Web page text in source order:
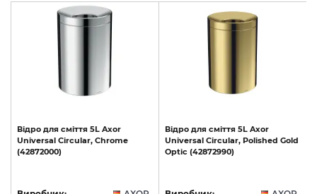
Відро для сміття 5L Axor
Universal Circular, Chrome
(42872000)
Відро для сміття 5L Axor
Universal Circular, Polished Gold
Optic (42872990)